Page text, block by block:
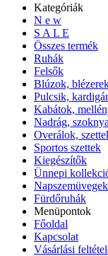
Kategóriák
N e w
S A L E
Összes termék
Ruhák
Felsők
Blúzok,
Pulcsik,
Kabátok,
Nadrág,
Overálok,
Sportos szettek
Kiegészítők
Ünnepi
Napszemüvegek
Fürdőruhák
Menüpontok
Főoldal
Kapcsolat
Vásárlási